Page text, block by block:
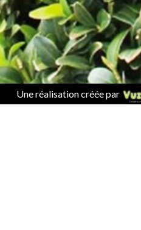
Une réalisation créée par